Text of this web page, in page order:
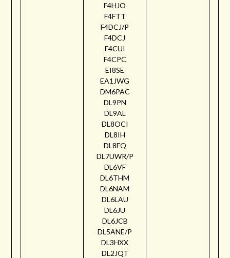
F4HJO
F4FTT
F4DCJ/P
F4DCJ
F4CUI
F4CPC
EI8SE
EA1JWG
DM6PAC
DL9PN
DL9AL
DL8OCI
DL8IH
DL8FQ
DL7UWR/P
DL6VF
DL6THM
DL6NAM
DL6LAU
DL6JU
DL6JCB
DL5ANE/P
DL3HXX
DL2JQT